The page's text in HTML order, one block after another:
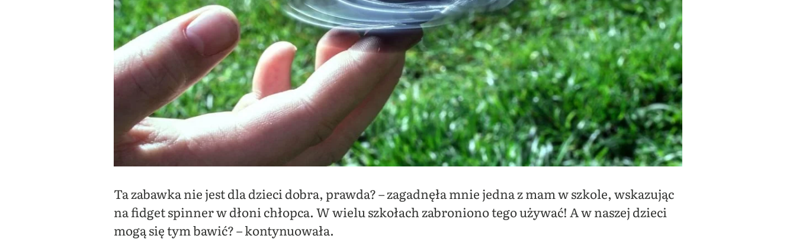
Ta zabawka nie jest dla dzieci dobra, prawda? – zagadnęła mnie jedna z mam w szkole, wskazując
na fidget spinner w dłoni chłopca. W wielu szkołach zabroniono tego używać! A w naszej dzieci
mogą się tym bawić? – kontynuowała.